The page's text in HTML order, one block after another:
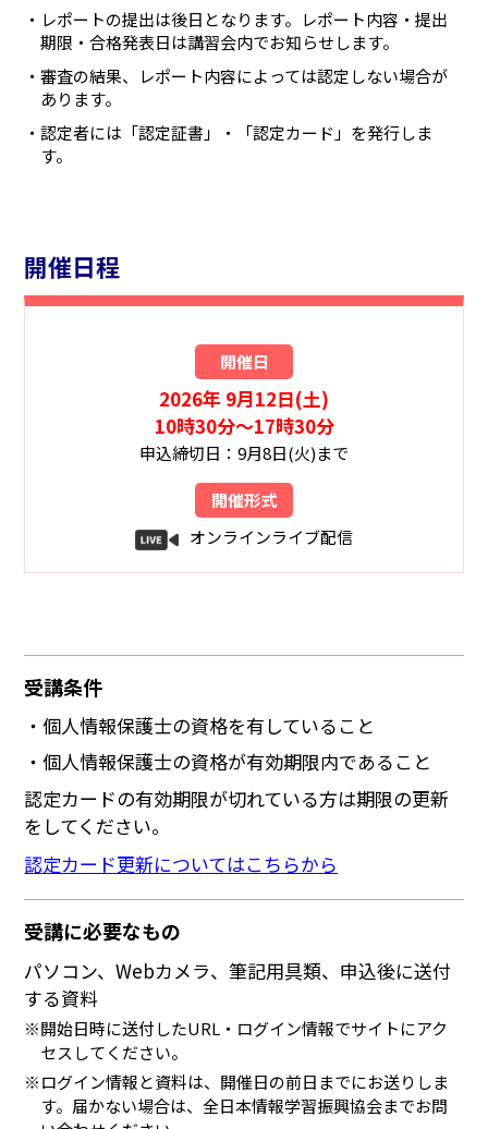
レポートの提出は後日となります。レポート内容・提出
期限・合格発表日は講習会内でお知らせします。
審査の結果、レポート内容によっては認定しない場合が
あります。
認定者には「認定証書」・「認定カード」を発行しま
す。
開催日程
開催日
2026年 9月12日(土)
10時30分～17時30分
申込締切日：9月8日(火)まで
開催形式
オンラインライブ配信
受講条件
個人情報保護士の資格を有していること
個人情報保護士の資格が有効期限内であること
認定カードの有効期限が切れている方は期限の更新
をしてください。
認定カード更新についてはこちらから
受講に必要なもの
パソコン、Webカメラ、筆記用具類、申込後に送付
する資料
※開始日時に送付したURL・ログイン情報でサイトにアク
セスしてください。
※ログイン情報と資料は、開催日の前日までにお送りしま
す。届かない場合は、全日本情報学習振興協会までお問